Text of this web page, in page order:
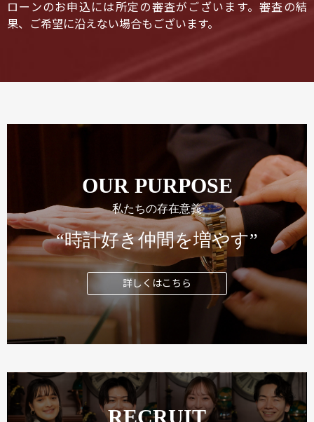
ローンのお申込には所定の審査がございます。審査の結
果、ご希望に沿えない場合もございます。
OUR PURPOSE
私たちの存在意義
“時計好き仲間を増やす”
詳しくはこちら
RECRUIT